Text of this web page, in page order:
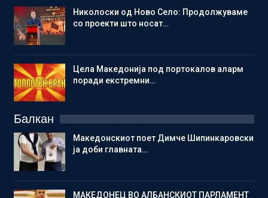
Николоски од Ново Село: Продолжуваме
со проекти што носат…
Цела Македонија под портокалов аларм
поради екстремни…
Балкан
Македонскиот поет Димче Шипинкаровски
ја доби главната…
МАКЕДОНЕЦ ВО АЛБАНСКИОТ ПАРЛАМЕНТ